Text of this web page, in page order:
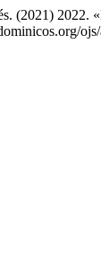
(2021) 2022.